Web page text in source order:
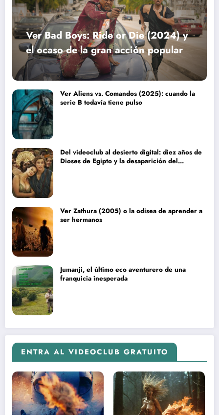
Ver Bad Boys: Ride or Die (2024) y
el ocaso de la gran acción popular
Ver Aliens vs. Comandos (2025): cuando la
serie B todavía tiene pulso
Del videoclub al desierto digital: diez años de
Dioses de Egipto y la desaparición del
Ver Zathura (2005) o la odisea de aprender a
ser hermanos
Jumanji, el último eco aventurero de una
franquicia inesperada
ENTRA AL VIDEOCLUB GRATUITO